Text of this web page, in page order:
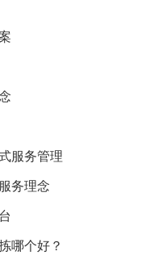
服务管理
务理念
哪个好？